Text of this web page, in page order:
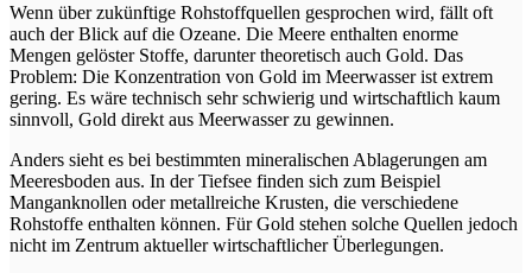
Wenn über zukünftige Rohstoffquellen gesprochen wird, fällt oft
auch der Blick auf die Ozeane. Die Meere enthalten enorme
Mengen gelöster Stoffe, darunter theoretisch auch Gold. Das
Problem: Die Konzentration von Gold im Meerwasser ist extrem
gering. Es wäre technisch sehr schwierig und wirtschaftlich kaum
sinnvoll, Gold direkt aus Meerwasser zu gewinnen.
Anders sieht es bei bestimmten mineralischen Ablagerungen am
Meeresboden aus. In der Tiefsee finden sich zum Beispiel
Manganknollen oder metallreiche Krusten, die verschiedene
Rohstoffe enthalten können. Für Gold stehen solche Quellen jedoch
nicht im Zentrum aktueller wirtschaftlicher Überlegungen.